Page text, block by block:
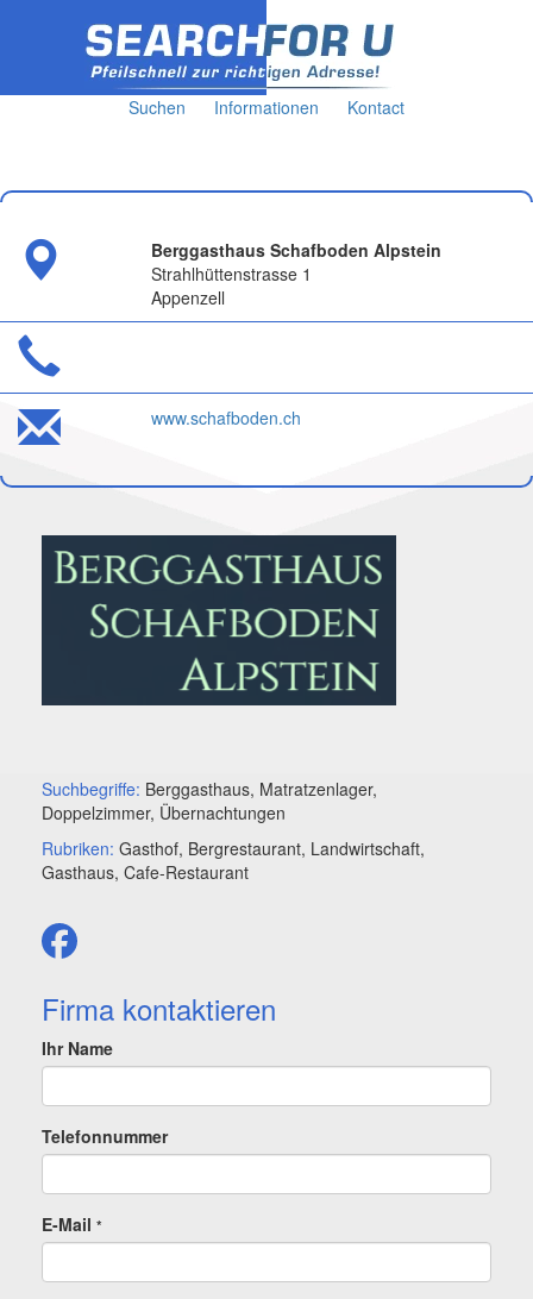
Suchen Informationen Kontact
Berggasthaus Schafboden Alpstein
Strahlhüttenstrasse 1
Appenzell
www.schafboden.ch
Suchbegriffe: Berggasthaus, Matratzenlager,
Doppelzimmer, Übernachtungen
Rubriken: Gasthof, Bergrestaurant, Landwirtschaft,
Gasthaus, Cafe-Restaurant
Firma kontaktieren
Ihr Name
Telefonnummer
E-Mail *